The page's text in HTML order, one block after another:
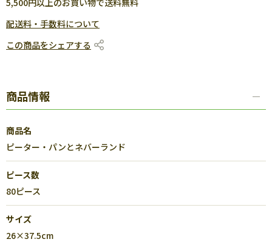
5,500円以上のお買い物で送料無料
配送料・手数料について
この商品をシェアする
商品情報
商品名
ピーター・パンとネバーランド
ピース数
80ピース
サイズ
26×37.5cm